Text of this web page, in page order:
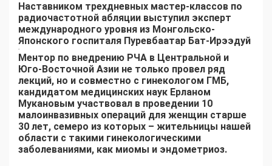
Наставником трехдневных мастер-классов по
радиочастотной абляции выступил эксперт
международного уровня из Монгольско-
Японского госпиталя Пуревбаатар Бат-Ирээдуй
.
Ментор по внедрению РЧА в Центральной и
Юго-Восточной Азии не только провел ряд
лекций, но и совместно с гинекологом ГМБ,
кандидатом медицинских наук Ерланом
Мукановым участвовал в проведении 10
малоинвазивных операций для женщин старше
30 лет, семеро из которых – жительницы нашей
области с такими гинекологическими
заболеваниями, как миомы и эндометриоз.